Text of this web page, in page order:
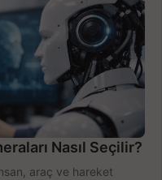
Nasıl Seçilir?
araç ve hareket